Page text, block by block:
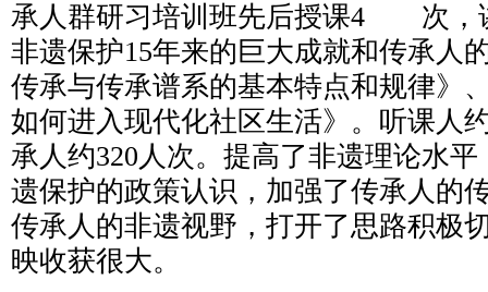
承人群研习培训班先后授课4 次，
非遗保护15年来的巨大成就和传承人
传承与传承谱系的基本特点和规律》
如何进入现代化社区生活》。听课人
承人约320人次。提高了非遗理论水
遗保护的政策认识，加强了传承人的
传承人的非遗视野，打开了思路积极
映收获很大。